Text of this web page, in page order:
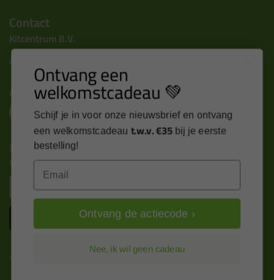
Contact
Kitcentrum B.V.
Alle contactgegevens >
Altijd op de hoogte blijven?
Nieuws, tips en exclusieve deals rechtstreeks in je
inbox
Inschrijven
Kitcentrum is trots op:
Ontvang een
welkomstcadeau 💚
Schijf je in voor onze nieuwsbrief en ontvang
een welkomstcadeau t.w.v. €35 bij je eerste
bestelling!
Ontvang de actiecode ›
Nee, ik wil geen cadeau